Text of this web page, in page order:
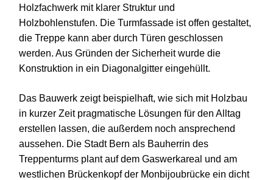
Holzfachwerk mit klarer Struktur und
Holzbohlenstufen. Die Turmfassade ist offen gestaltet,
die Treppe kann aber durch Türen geschlossen
werden. Aus Gründen der Sicherheit wurde die
Konstruktion in ein Diagonalgitter eingehüllt.
Das Bauwerk zeigt beispielhaft, wie sich mit Holzbau
in kurzer Zeit pragmatische Lösungen für den Alltag
erstellen lassen, die außerdem noch ansprechend
aussehen. Die Stadt Bern als Bauherrin des
Treppenturms plant auf dem Gaswerkareal und am
westlichen Brückenkopf der Monbijoubrücke ein dicht